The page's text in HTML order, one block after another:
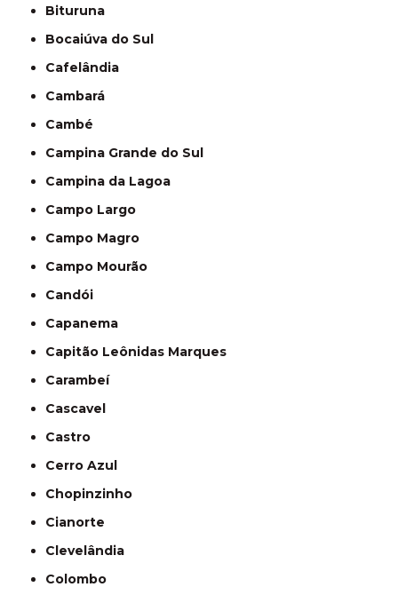
Bituruna
Bocaiúva do Sul
Cafelândia
Cambará
Cambé
Campina Grande do Sul
Campina da Lagoa
Campo Largo
Campo Magro
Campo Mourão
Candói
Capanema
Capitão Leônidas Marques
Carambeí
Cascavel
Castro
Cerro Azul
Chopinzinho
Cianorte
Clevelândia
Colombo